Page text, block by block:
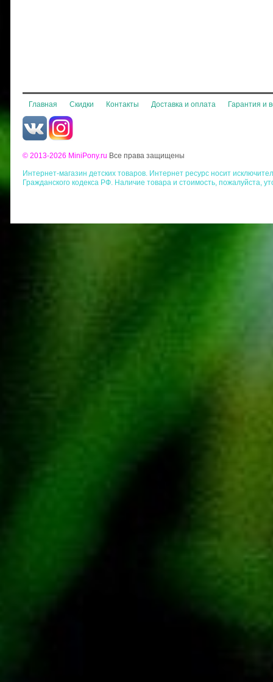
Главная Скидки Контакты Доставка и оплата Гарантия и
© 2013-2026 MiniPony.ru Все права защищены
Интернет-магазин детских товаров. Интернет ресурс носит
Гражданского кодекса РФ. Наличие товара и стоимость, пожалуйста,